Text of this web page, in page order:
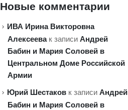
Новые комментарии
ИВА Ирина Викторовна
Алексеевак записи Андрей
Бабин и Мария Соловей в
Центральном Доме Российской
Армии
Юрий Шестаков к записи Андрей
Бабин и Мария Соловей в